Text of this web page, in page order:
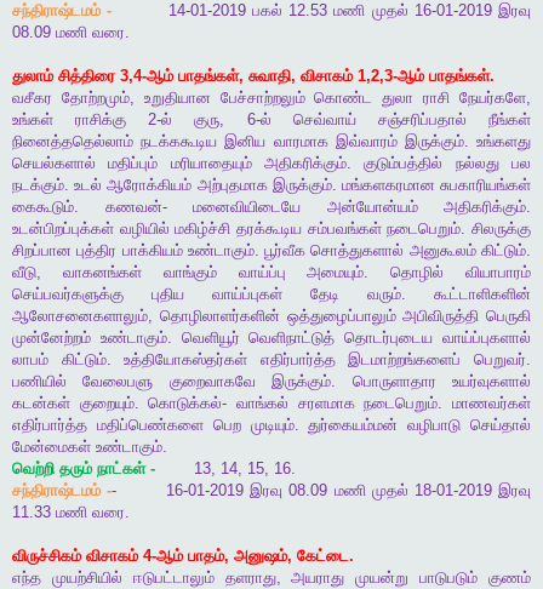
சந்திராஷ்டமம் - 14-01-2019பகல் 12.53மணி முதல் 16-01-2019 இரவு
08.09 மணி வரை.
துலாம் சித்திரை 3,4-ஆம் பாதங்கள், சுவாதி, விசாகம்1,2,3-ஆம் பாதங்கள்.
வசீகர தோற்றமும், உறுதியான பேச்சாற்றலும் கொண்ட துலா ராசி நேயர்களே,
உங்கள்
ராசிக்கு 2-ல் குரு, 6-ல் செவ்வாய் சஞ்சரிப்பதால்
நீங்கள்
நினைத்ததெல்லாம் நடக்ககூடிய இனிய வாரமாக இவ்வாரம் இருக்கும்.உங்களது
செயல்களால்
மதிப்பும் மரியாதையும் அதிகரிக்கும்.குடும்பத்தில் நல்லது
பல
நடக்கும்.உடல் ஆரோக்கியம் அற்புதமாக இருக்கும். மங்களகரமான சுபகாரியங்கள்
கைகூடும். கணவன்- மனைவியிடையே அன்யோன்யம் அதிகரிக்கும்.
உடன்பிறப்புக்கள் வழியில் மகிழ்ச்சி தரக்கூடிய சம்பவங்கள் நடைபெறும்.சிலருக்கு
சிறப்பான புத்திர பாக்கியம் உண்டாகும்.பூர்வீக சொத்துகளால் அனுகூலம் கிட்டும்.
வீடு, வாகனங்கள் வாங்கும் வாய்ப்பு அமையும்.தொழில்
வியாபாரம்
செய்பவர்களுக்கு
புதிய வாய்ப்புகள் தேடி வரும். கூட்டாளிகளின்
ஆலோசனைகளாலும், தொழிலாளர்களின் ஒத்துழைப்பாலும் அபிவிருத்தி பெருகி
முன்னேற்றம் உண்டாகும். வெளியூர் வெளிநாட்டுத் தொடர்புடைய வாய்ப்புகளால்
லாபம்
கிட்டும்.உத்தியோகஸ்தர்கள் எதிர்பார்த்த இடமாற்றங்களைப் பெறுவர்.
பணியில்
வேலைபளு குறைவாகவே இருக்கும். பொருளாதார
உயர்வுகளால்
கடன்கள் குறையும்.கொடுக்கல்-வாங்கல் சரளமாக நடைபெறும்.மாணவர்கள்
எதிர்பார்த்த மதிப்பெண்களை பெற முடியும்.துர்கையம்மன் வழிபாடு செய்தால்
மேன்மைகள் உண்டாகும்.
வெற்றி தரும் நாட்கள்-
13, 14, 15, 16.
சந்திராஷ்டமம் -- 16-01-2019இரவு 08.09 மணி முதல் 18-01-2019இரவு
11.33 மணி வரை.
விருச்சிகம் விசாகம்4-ஆம் பாதம், அனுஷம், கேட்டை.
எந்த முயற்சியில் ஈடுபட்டாலும் தளராது,அயராது முயன்று பாடுபடும்
குணம்